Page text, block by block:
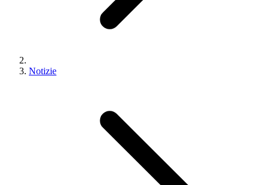
Notizie